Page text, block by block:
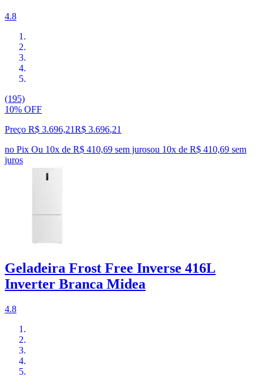
4.8
(195)
10% OFF
Preço R$ 3.696,21R$ 3.696,21
no Pix Ou 10x de R$ 410,69 sem jurosou 10x de R$ 410,69 sem
juros
Geladeira Frost Free Inverse 416L
Inverter Branca Midea
4.8